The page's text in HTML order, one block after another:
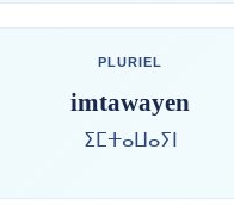
PLURIEL
imtawayen
ⵉⵎⵜⴰⵡⴰⵢⵏ